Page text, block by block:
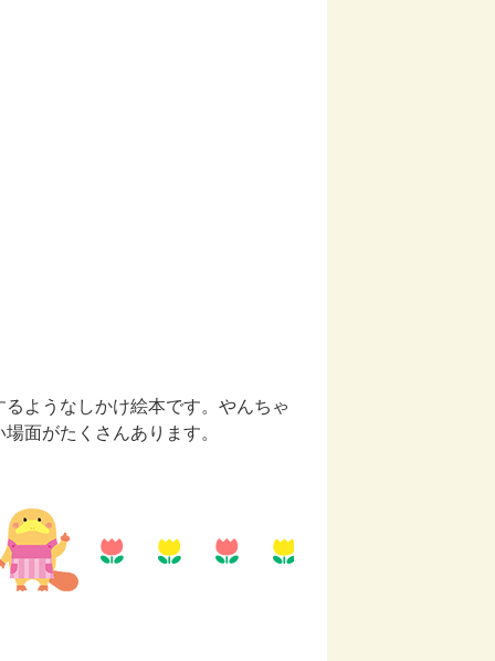
ようなしかけ絵本です。やんちゃ
面がたくさんあります。